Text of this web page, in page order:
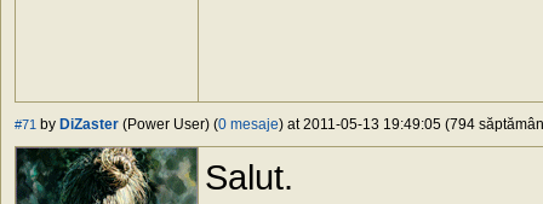
#71 by DiZaster (Power User) (0 mesaje) at 2011-05-13 19:49:05 (794
Salut.